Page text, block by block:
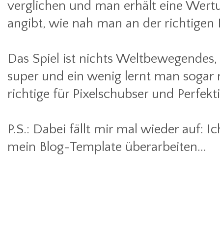
verglichen und man erhält eine
angibt, wie nah man an der richtigen
Das Spiel ist nichts
super und ein wenig lernt man sogar
richtige für Pixelschubser und
P.S.: Dabei fällt mir mal wieder auf:
mein Blog-Template überarbeiten...